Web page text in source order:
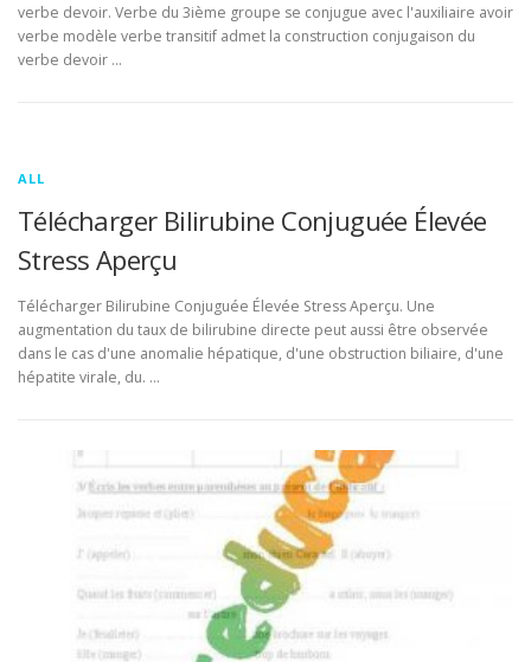
verbe devoir. Verbe du 3ième groupe se conjugue avec l'auxiliaire avoir
verbe modèle verbe transitif admet la construction conjugaison du
verbe devoir …
ALL
Télécharger Bilirubine Conjuguée Élevée
Stress Aperçu
Télécharger Bilirubine Conjuguée Élevée Stress Aperçu. Une
augmentation du taux de bilirubine directe peut aussi être observée
dans le cas d'une anomalie hépatique, d'une obstruction biliaire, d'une
hépatite virale, du. …